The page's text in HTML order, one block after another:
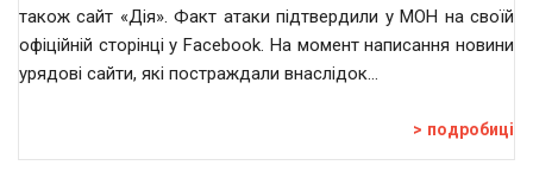
також сайт «Дія». Факт атаки підтвердили у МОН на своїй
офіційній сторінці у Facebook. На момент написання новини
урядові сайти, які постраждали внаслідок…
подробиці